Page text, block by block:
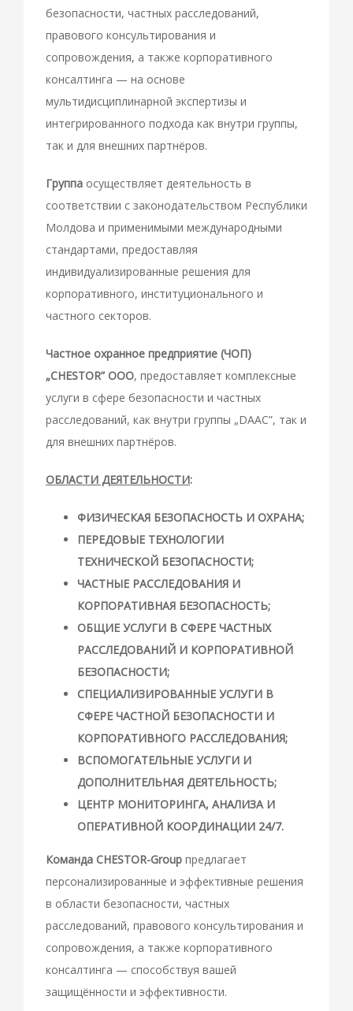
безопасности, частных расследований,
правового консультирования и
сопровождения, а также корпоративного
консалтинга — на основе
мультидисциплинарной экспертизы и
интегрированного подхода как внутри группы,
так и для внешних партнёров.
Группа осуществляет деятельность в
соответствии с законодательством Республики
Молдова и применимыми международными
стандартами, предоставляя
индивидуализированные решения для
корпоративного, институционального и
частного секторов.
Частное охранное предприятие (ЧОП)
„CHESTOR” ООО, предоставляет комплексные
услуги в сфере безопасности и частных
расследований, как внутри группы „DAAC”, так и
для внешних партнёров.
ОБЛАСТИ ДЕЯТЕЛЬНОСТИ:
ФИЗИЧЕСКАЯ БЕЗОПАСНОСТЬ И ОХРАНА;
ПЕРЕДОВЫЕ ТЕХНОЛОГИИ
ТЕХНИЧЕСКОЙ БЕЗОПАСНОСТИ;
ЧАСТНЫЕ РАССЛЕДОВАНИЯ И
КОРПОРАТИВНАЯ БЕЗОПАСНОСТЬ;
ОБЩИЕ УСЛУГИ В СФЕРЕ ЧАСТНЫХ
РАССЛЕДОВАНИЙ И КОРПОРАТИВНОЙ
БЕЗОПАСНОСТИ;
СПЕЦИАЛИЗИРОВАННЫЕ УСЛУГИ В
СФЕРЕ ЧАСТНОЙ БЕЗОПАСНОСТИ И
КОРПОРАТИВНОГО РАССЛЕДОВАНИЯ;
ВСПОМОГАТЕЛЬНЫЕ УСЛУГИ И
ДОПОЛНИТЕЛЬНАЯ ДЕЯТЕЛЬНОСТЬ;
ЦЕНТР МОНИТОРИНГА, АНАЛИЗА И
ОПЕРАТИВНОЙ КООРДИНАЦИИ 24/7.
Команда CHESTOR-Group предлагает
персонализированные и эффективные решения
в области безопасности, частных
расследований, правового консультирования и
сопровождения, а также корпоративного
консалтинга — способствуя вашей
защищённости и эффективности.